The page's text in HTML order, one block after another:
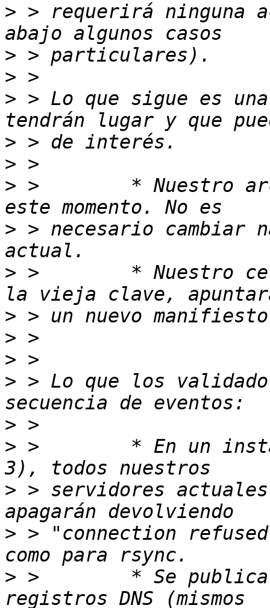
> > requerirá ninguna
>
>
> > Lo que sigue es
>
>
> >        * Nuestro
> > necesario cambiar
> >        * Nuestro
>
>
>
> > Lo que los
>
> >        * En un
> > servidores actuales
> > "connection
> >        * Se